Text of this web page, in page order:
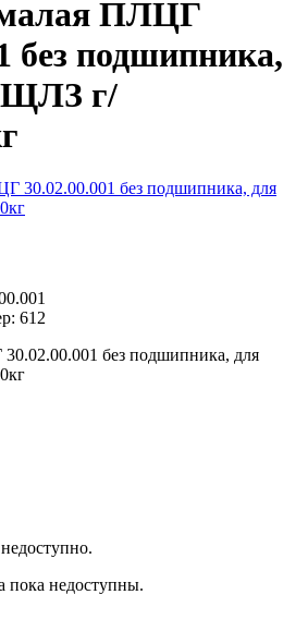
малая ПЛЦГ
без подшипника,
ЩЛЗ г/
612
без подшипника, для
пока недоступны.